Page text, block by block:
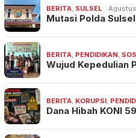
BERITA SULSEL
Mutasi Polda
BERITA PENDIDIKAN
Wujud Kepedulian
BERITA KORUPSI
Dana Hibah KONI